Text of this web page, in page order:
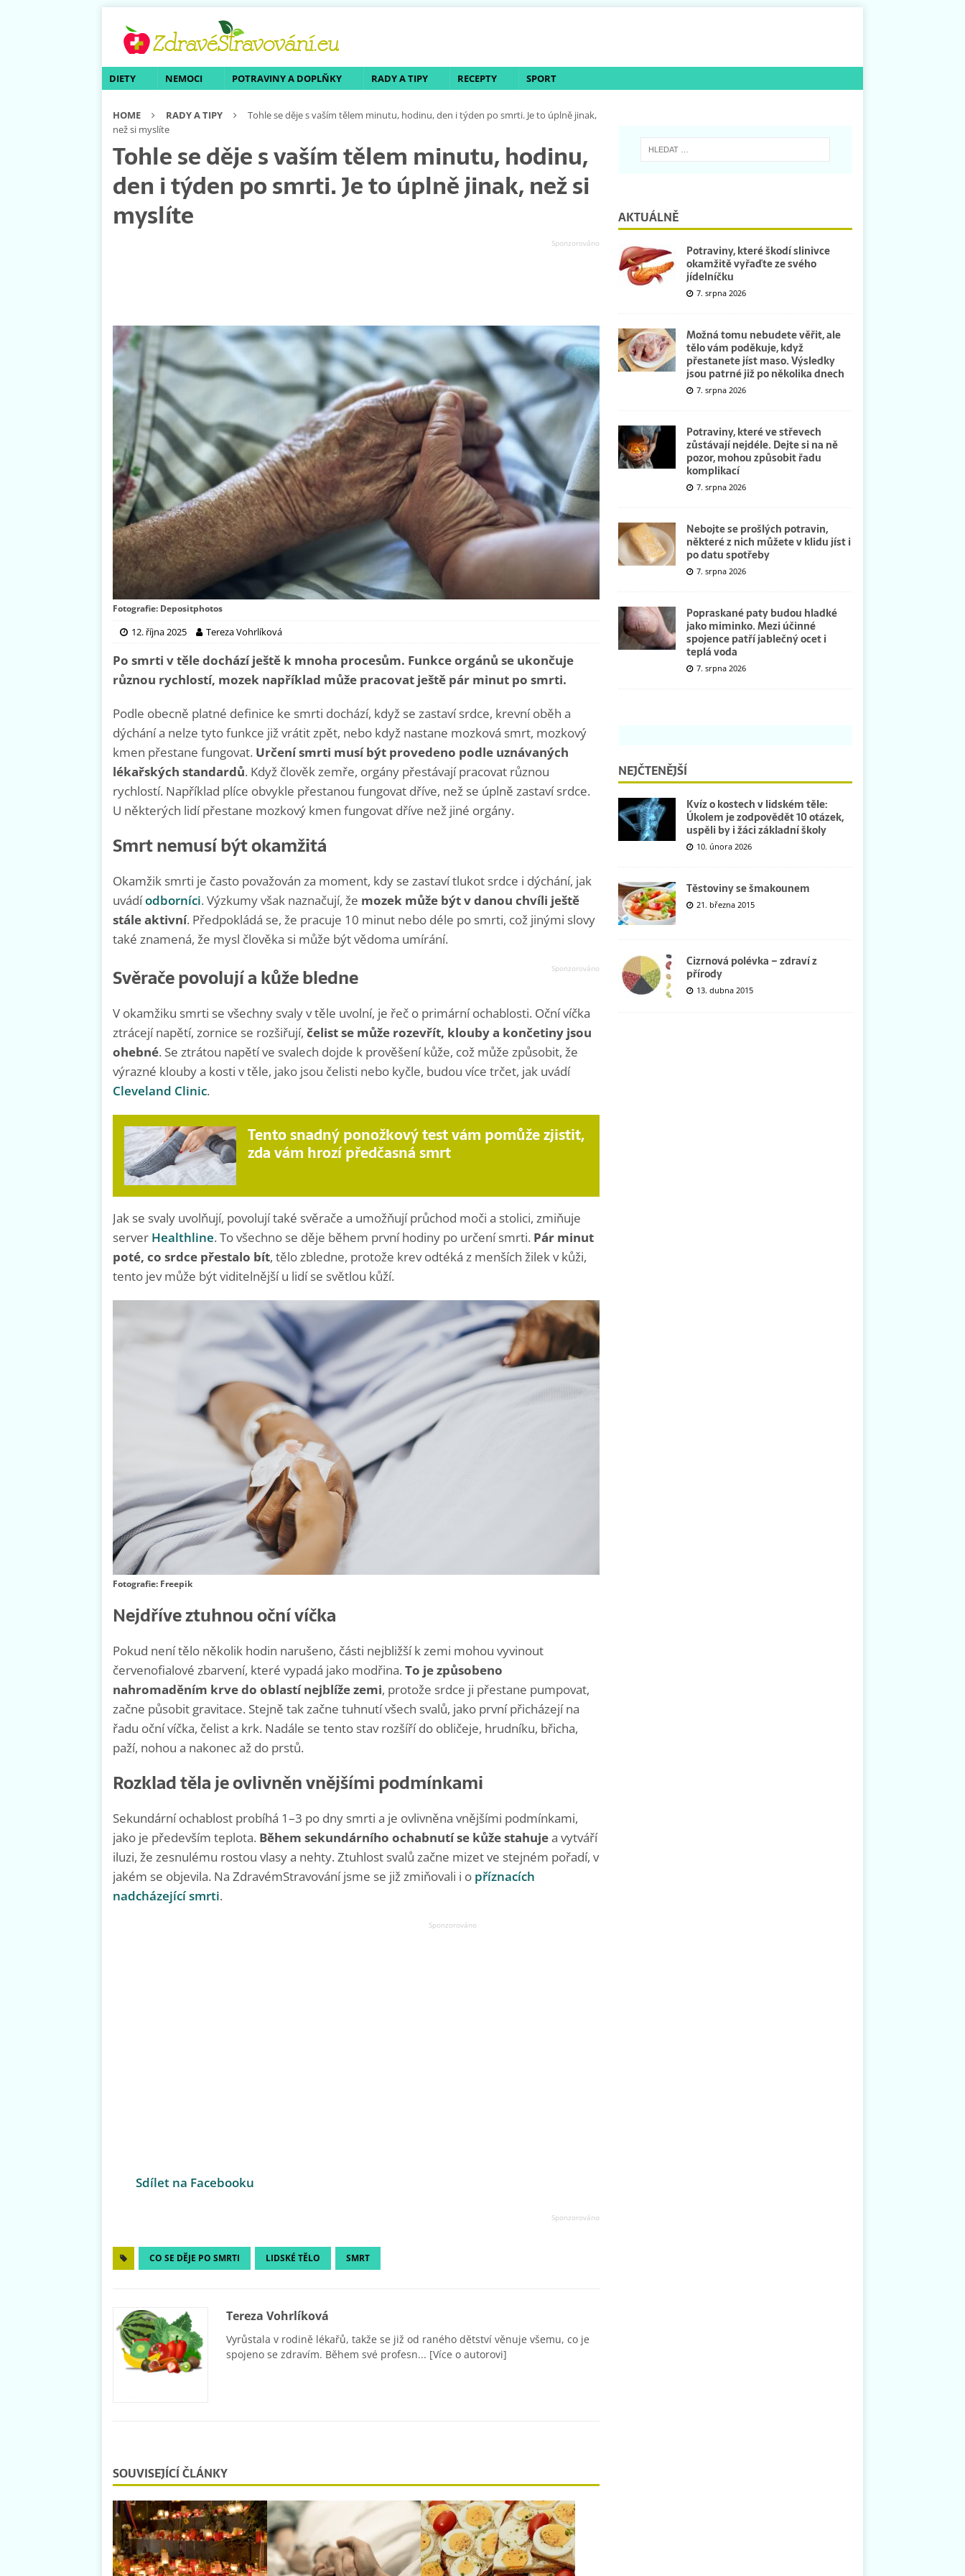
DIETY NEMOCI POTRAVINY A DOPLŇKY RADY A TIPY RECEPTY SPORT
HOME RADY A TIPY
Tohle se děje s vaším tělem minutu, hodinu, den i týden po smrti. Je to úplně jinak,
než si myslíte
Tohle se děje s vaším tělem minutu, hodinu,
den i týden po smrti. Je to úplně jinak, než si
myslíte
Fotografie: Depositphotos
12. října 2025 Tereza Vohrlíková
Po smrti v těle dochází ještě k mnoha procesům. Funkce orgánů se ukončuje
různou rychlostí, mozek například může pracovat ještě pár minut po smrti.
Podle obecně platné definice ke smrti dochází, když se zastaví srdce, krevní oběh a
dýchání a nelze tyto funkce již vrátit zpět, nebo když nastane mozková smrt, mozkový
kmen přestane fungovat. Určení smrti musí být provedeno podle uznávaných
lékařských standardů. Když člověk zemře, orgány přestávají pracovat různou
rychlostí. Například plíce obvykle přestanou fungovat dříve, než se úplně zastaví srdce.
U některých lidí přestane mozkový kmen fungovat dříve než jiné orgány.
Smrt nemusí být okamžitá
Okamžik smrti je často považován za moment, kdy se zastaví tlukot srdce i dýchání, jak
uvádíodborníci. Výzkumy však naznačují, že mozek může být v danou chvíli ještě
stále aktivní. Předpokládá se, že pracuje 10 minut nebo déle po smrti, což jinými slovy
také znamená, že mysl člověka si může být vědoma umírání.
Svěrače povolují a kůže bledne
V okamžiku smrti se všechny svaly v těle uvolní, je řeč o primární ochablosti. Oční víčka
ztrácejí napětí, zornice se rozšiřují, čelist se může rozevřít, klouby a končetiny jsou
ohebné. Se ztrátou napětí ve svalech dojde k prověšení kůže, což může způsobit, že
výrazné klouby a kosti v těle, jako jsou čelisti nebo kyčle, budou více trčet, jak uvádí
Cleveland Clinic.
Tento snadný ponožkový test vám pomůže zjistit,
zda vám hrozí předčasná smrt
Jak se svaly uvolňují, povolují také svěrače a umožňují průchod moči a stolici, zmiňuje
server Healthline. To všechno se děje během první hodiny po určení smrti. Pár minut
poté, co srdce přestalo bít, tělo zbledne, protože krev odtéká z menších žilek v kůži,
tento jev může být viditelnější u lidí se světlou kůží.
Fotografie: Freepik
Nejdříve ztuhnou oční víčka
Pokud není tělo několik hodin narušeno, části nejbližší k zemi mohou vyvinout
červenofialové zbarvení, které vypadá jako modřina. To je způsobeno
nahromaděním krve do oblastí nejblíže zemi, protože srdce ji přestane pumpovat,
začne působit gravitace. Stejně tak začne tuhnutí všech svalů, jako první přicházejí na
řadu oční víčka, čelist a krk. Nadále se tento stav rozšíří do obličeje, hrudníku, břicha,
paží, nohou a nakonec až do prstů.
Rozklad těla je ovlivněn vnějšími podmínkami
Sekundární ochablost probíhá 1–3 po dny smrti a je ovlivněna vnějšími podmínkami,
jako je především teplota. Během sekundárního ochabnutí se kůže stahujea vytváří
iluzi, že zesnulému rostou vlasy a nehty. Ztuhlost svalů začne mizet ve stejném pořadí, v
jakém se objevila. Na ZdravémStravování jsme se již zmiňovali i o příznacích
nadcházející smrti.
Sdílet na Facebooku
CO SE DĚJE PO SMRTI LIDSKÉ TĚLO SMRT
Tereza Vohrlíková
Vyrůstala v rodině lékařů, takže se již od raného dětství věnuje všemu, co je
spojeno se zdravím. Během své profesn... [Více o autorovi]
SOUVISEJÍCÍ ČLÁNKY
AKTUÁLNĚ
Potraviny, které škodí slinivce
okamžitě vyřaďte ze svého
jídelníčku
7. srpna 2026
Možná tomu nebudete věřit, ale
tělo vám poděkuje, když
přestanete jíst maso. Výsledky
jsou patrné již po několika dnech
7. srpna 2026
Potraviny, které ve střevech
zůstávají nejdéle. Dejte si na ně
pozor, mohou způsobit řadu
komplikací
7. srpna 2026
Nebojte se prošlých potravin,
některé z nich můžete v klidu jíst i
po datu spotřeby
7. srpna 2026
Popraskané paty budou hladké
jako miminko. Mezi účinné
spojence patří jablečný ocet i
teplá voda
7. srpna 2026
NEJČTENĚJŠÍ
Kvíz o kostech v lidském těle:
Úkolem je zodpovědět 10 otázek,
uspěli by i žáci základní školy
10. února 2026
Těstoviny se šmakounem
21. března 2015
Cizrnová polévka – zdraví z
přírody
13. dubna 2015